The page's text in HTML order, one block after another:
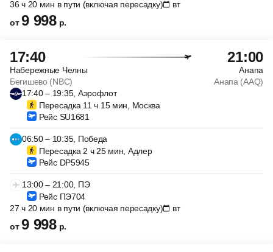
36 ч 20 мин в пути (включая пересадку)
вт
от9 998 р.
17:40 21:00
Набережные Челны
Анапа
Бегишево (NBC)
Анапа (AAQ)
17:40 – 19:35, Аэрофлот
Пересадка 11 ч 15 мин, Москва
Рейс SU1681
06:50 – 10:35, Победа
Пересадка 2 ч 25 мин, Адлер
Рейс DP5945
13:00 – 21:00, ПЭ
Рейс ПЭ704
27 ч 20 мин в пути (включая пересадку)
вт
от9 998 р.